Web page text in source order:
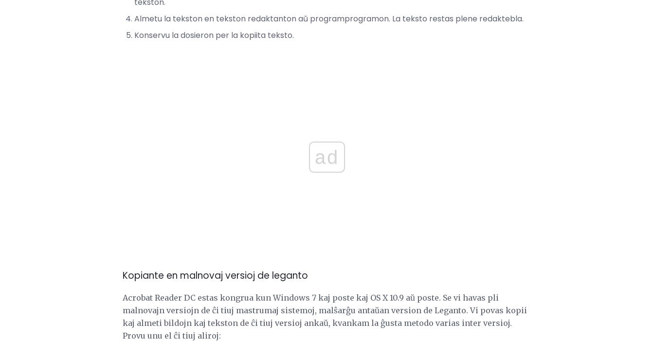
tekston.
Almetu la tekston en tekston redaktanton aŭ programprogramon. La teksto restas plene redaktebla.
Konservu la dosieron per la kopiita teksto.
ad
Kopiante en malnovaj versioj de leganto
Acrobat Reader DC estas kongrua kun Windows 7 kaj poste kaj OS X 10.9 aŭ poste. Se vi havas pli
malnovajn versiojn de ĉi tiuj mastrumaj sistemoj, malŝarĝu antaŭan version de Leganto. Vi povas kopii
kaj almeti bildojn kaj tekston de ĉi tiuj versioj ankaŭ, kvankam la ĝusta metodo varias inter versioj.
Provu unu el ĉi tiuj aliroj: